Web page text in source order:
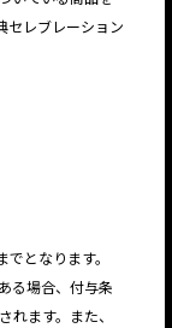
セレブレーション
となります。
る場合、付与条
ます。また、